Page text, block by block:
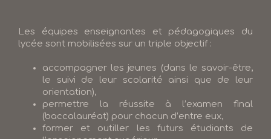
Les équipes enseignantes et pédagogiques du
lycée sont mobilisées sur un triple objectif :
accompagner les jeunes (dans le savoir-être,
le suivi de leur scolarité ainsi que de leur
orientation),
permettre la réussite à l’examen final
(baccalauréat) pour chacun d’entre eux,
former et outiller les futurs étudiants de